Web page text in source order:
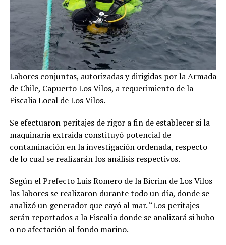
Labores conjuntas, autorizadas y dirigidas por la Armada
de Chile, Capuerto Los Vilos, a requerimiento de la
Fiscalia Local de Los Vilos.
Se efectuaron peritajes de rigor a fin de establecer si la
maquinaria extraida constituyó potencial de
contaminación en la investigación ordenada, respecto
de lo cual se realizarán los análisis respectivos.
Según el Prefecto Luis Romero de la Bicrim de Los Vilos
las labores se realizaron durante todo un día, donde se
analizó un generador que cayó al mar. “Los peritajes
serán reportados a la Fiscalía donde se analizará si hubo
o no afectación al fondo marino.